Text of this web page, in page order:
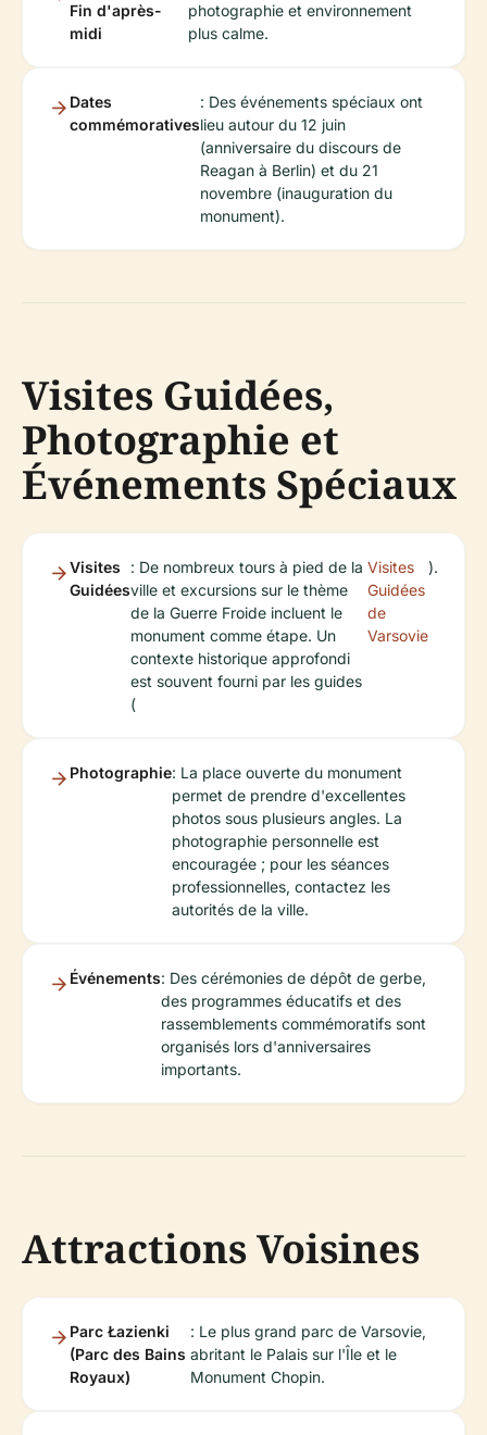
Fin d'après-
midi
photographie et environnement
plus calme.
Dates
commémoratives
: Des événements spéciaux ont
lieu autour du 12 juin
(anniversaire du discours de
Reagan à Berlin) et du 21
novembre (inauguration du
monument).
Visites Guidées,
Photographie et
Événements Spéciaux
Visites
Guidées
: De nombreux tours à pied de la
ville et excursions sur le thème
de la Guerre Froide incluent le
monument comme étape. Un
contexte historique approfondi
est souvent fourni par les guides
(
Visites
Guidées
de
Varsovie
).
Photographie: La place ouverte du monument
permet de prendre d'excellentes
photos sous plusieurs angles. La
photographie personnelle est
encouragée ; pour les séances
professionnelles, contactez les
autorités de la ville.
Événements: Des cérémonies de dépôt de gerbe,
des programmes éducatifs et des
rassemblements commémoratifs sont
organisés lors d'anniversaires
importants.
Attractions Voisines
Parc Łazienki
(Parc des Bains
Royaux)
: Le plus grand parc de Varsovie,
abritant le Palais sur l'Île et le
Monument Chopin.